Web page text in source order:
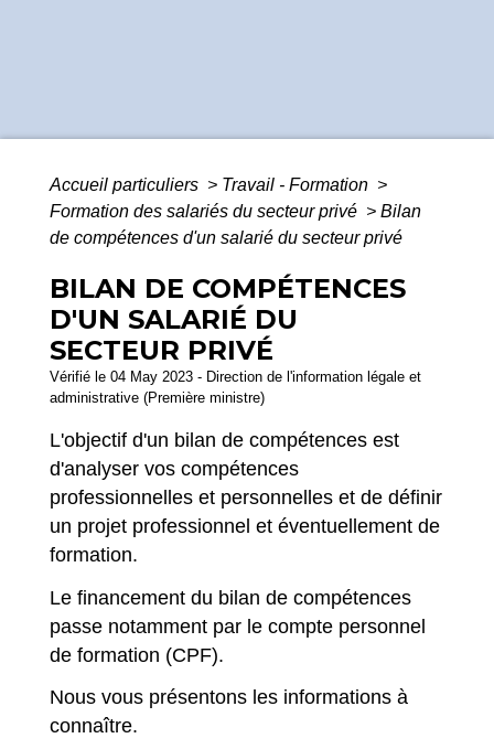
Accueil particuliers > Travail - Formation >
Formation des salariés du secteur privé > Bilan
de compétences d'un salarié du secteur privé
BILAN DE COMPÉTENCES
D'UN SALARIÉ DU
SECTEUR PRIVÉ
Vérifié le 04 May 2023 - Direction de l'information légale et
administrative (Première ministre)
L'objectif d'un bilan de compétences est
d'analyser vos compétences
professionnelles et personnelles et de définir
un projet professionnel et éventuellement de
formation.
Le financement du bilan de compétences
passe notamment par le compte personnel
de formation (CPF).
Nous vous présentons les informations à
connaître.